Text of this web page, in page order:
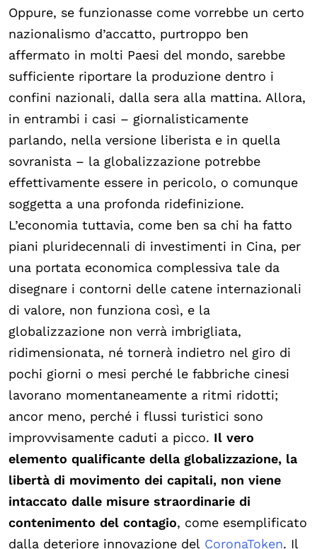
Oppure, se funzionasse come vorrebbe un certo
nazionalismo d’accatto, purtroppo ben
affermato in molti Paesi del mondo, sarebbe
sufficiente riportare la produzione dentro i
confini nazionali, dalla sera alla mattina. Allora,
in entrambi i casi – giornalisticamente
parlando, nella versione liberista e in quella
sovranista – la globalizzazione potrebbe
effettivamente essere in pericolo, o comunque
soggetta a una profonda ridefinizione.
L’economia tuttavia, come ben sa chi ha fatto
piani pluridecennali di investimenti in Cina, per
una portata economica complessiva tale da
disegnare i contorni delle catene internazionali
di valore, non funziona così, e la
globalizzazione non verrà imbrigliata,
ridimensionata, né tornerà indietro nel giro di
pochi giorni o mesi perché le fabbriche cinesi
lavorano momentaneamente a ritmi ridotti;
ancor meno, perché i flussi turistici sono
improvvisamente caduti a picco. Il vero
elemento qualificante della globalizzazione, la
libertà di movimento dei capitali, non viene
intaccato dalle misure straordinarie di
contenimento del contagio, come esemplificato
dalla deteriore innovazione del CoronaToken. Il